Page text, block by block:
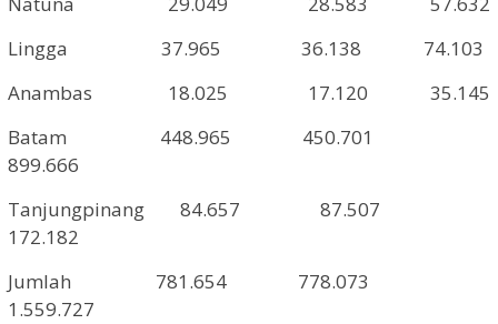
Lingga
37.965 36.138
74.103
Anambas
18.025 17.120
35.145
Batam
448.965
450.701
899.666
Tanjungpinang
84.657
87.507
172.182
Jumlah
781.654
778.073
1.559.727